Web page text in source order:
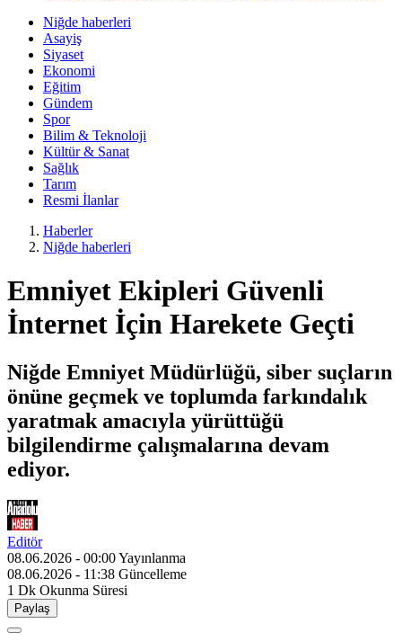
Niğde haberleri
Asayiş
Siyaset
Ekonomi
Eğitim
Gündem
Spor
Bilim & Teknoloji
Kültür & Sanat
Sağlık
Tarım
Resmi İlanlar
Haberler
Niğde haberleri
Emniyet Ekipleri Güvenli
İnternet İçin Harekete Geçti
Niğde Emniyet Müdürlüğü, siber suçların
önüne geçmek ve toplumda farkındalık
yaratmak amacıyla yürüttüğü
bilgilendirme çalışmalarına devam
ediyor.
Editör
08.06.2026 - 00:00Yayınlanma
08.06.2026 - 11:38 Güncelleme
1 Dk Okunma Süresi
Paylaş